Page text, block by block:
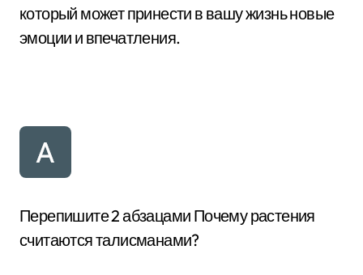
который может принести в вашу жизнь новые
эмоции и впечатления.
Перепишите 2 абзацами Почему растения
считаются талисманами?